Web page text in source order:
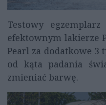
Testowy
efektownym lakierze
Pearl za dodatkowe 3
od kąta padania
zmieniać barwę.